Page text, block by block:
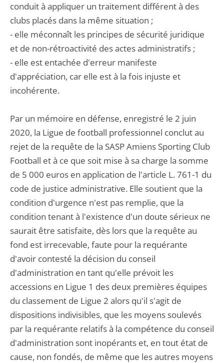
conduit à appliquer un traitement différent à des
clubs placés dans la même situation ;
- elle méconnaît les principes de sécurité juridique
et de non-rétroactivité des actes administratifs ;
- elle est entachée d'erreur manifeste
d'appréciation, car elle est à la fois injuste et
incohérente.
Par un mémoire en défense, enregistré le 2 juin
2020, la Ligue de football professionnel conclut au
rejet de la requête de la SASP Amiens Sporting Club
Football et à ce que soit mise à sa charge la somme
de 5 000 euros en application de l'article L. 761-1 du
code de justice administrative. Elle soutient que la
condition d'urgence n'est pas remplie, que la
condition tenant à l'existence d'un doute sérieux ne
saurait être satisfaite, dès lors que la requête au
fond est irrecevable, faute pour la requérante
d'avoir contesté la décision du conseil
d'administration en tant qu'elle prévoit les
accessions en Ligue 1 des deux premières équipes
du classement de Ligue 2 alors qu'il s'agit de
dispositions indivisibles, que les moyens soulevés
par la requérante relatifs à la compétence du conseil
d'administration sont inopérants et, en tout état de
cause, non fondés, de même que les autres moyens